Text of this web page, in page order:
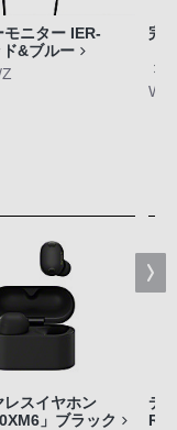
モニター IER-
&ブルー
完
レスイヤホン
」ブラック
デ